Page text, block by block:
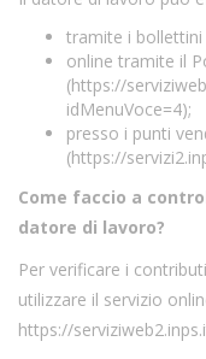
tramite i bollettini
online tramite il
(https://
idMenuVoce=4);
presso i punti
(https://
Come faccio a
datore di lavoro?
Per verificare i
utilizzare il servizio
https://